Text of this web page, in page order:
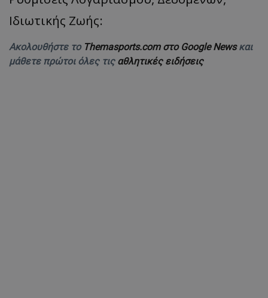
Ιδιωτικής Ζωής:
Ακολουθήστε το Themasports.com στο Google Newsκαι
μάθετε πρώτοι όλες τις αθλητικές ειδήσεις